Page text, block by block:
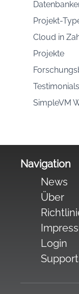
Projekt-
Cloud in
Projekte
Testimonials
SimpleVM
Navigation
News
Über
Login
Support